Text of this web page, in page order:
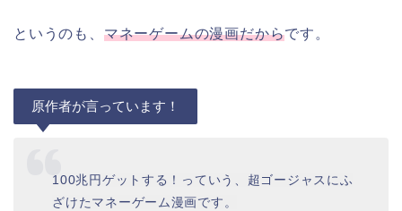
というのも、 マネーゲームの漫画だからです。
原作者が言っています！
100兆円ゲットする！っていう、超ゴージャスにふ
ざけたマネーゲーム漫画です。